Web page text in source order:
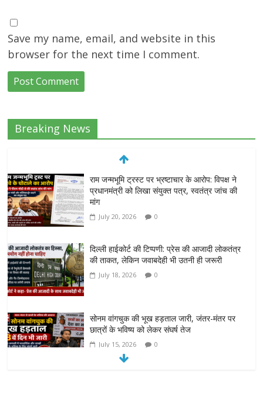
Save my name, email, and website in this
browser for the next time I comment.
Breaking News
राम जन्मभूमि ट्रस्ट पर भ्रष्टाचार के आरोप: विपक्ष ने
प्रधानमंत्री को लिखा संयुक्त पत्र, स्वतंत्र जांच की
मांग
July 20, 2026 0
दिल्ली हाईकोर्ट की टिप्पणी: प्रेस की आजादी लोकतंत्र
की ताकत, लेकिन जवाबदेही भी उतनी ही जरूरी
July 18, 2026 0
सोनम वांगचुक की भूख हड़ताल जारी, जंतर-मंतर पर
छात्रों के भविष्य को लेकर संघर्ष तेज
July 15, 2026 0